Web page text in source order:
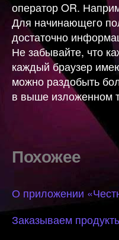
оператор OR.
Для начинающего
достаточно
Не забывайте, что
каждый браузер
можно раздобыть
в выше изложенном
Похожее
О приложении
Заказываем